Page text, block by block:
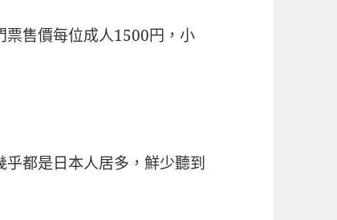
票售價每位成人1500円，小
都是日本人居多，鮮少聽到